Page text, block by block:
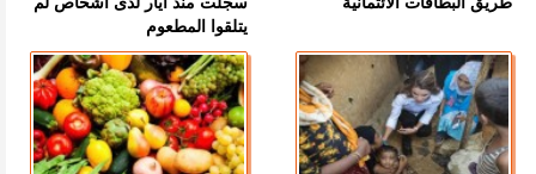
يتلقوا المطعوم